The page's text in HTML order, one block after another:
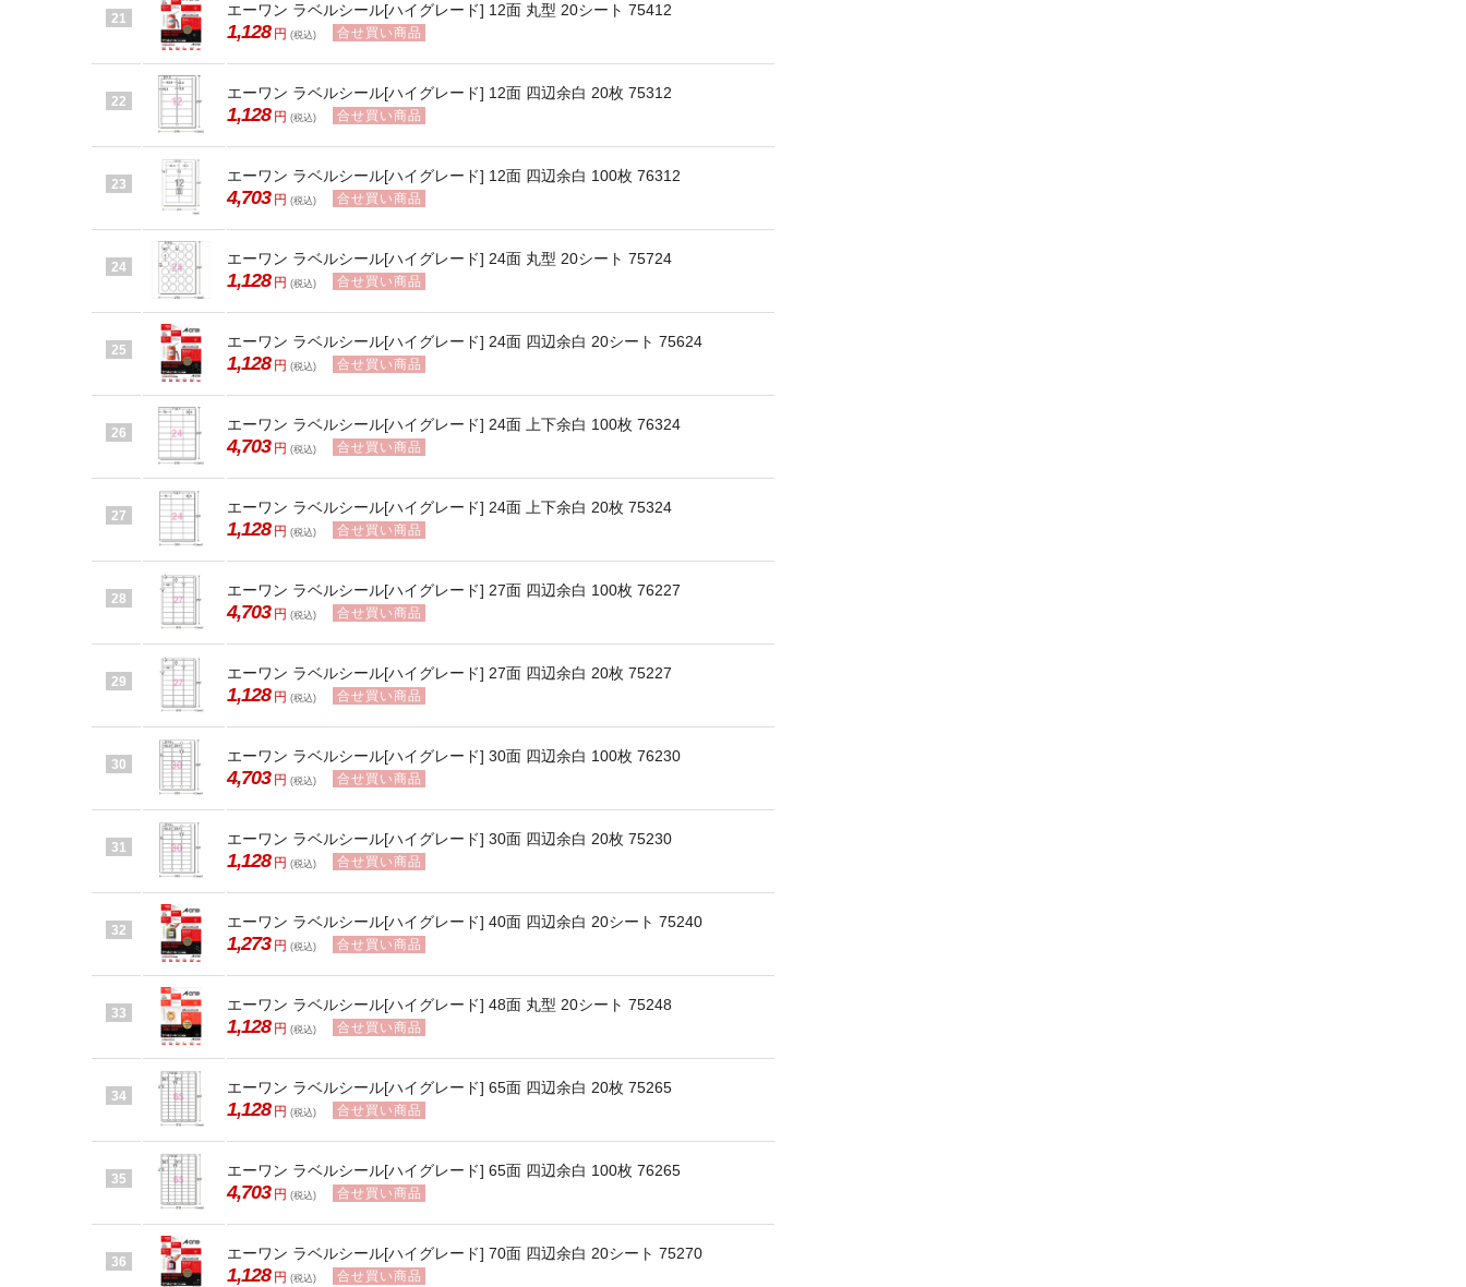
21 エーワン ラベルシール[ハイグレード] 12面 丸型 20シート 75412
1,128 円 (税込) 合せ買い商品
22 エーワン ラベルシール[ハイグレード] 12面 四辺余白 20枚 75312
1,128 円 (税込) 合せ買い商品
23 エーワン ラベルシール[ハイグレード] 12面 四辺余白 100枚 76312
4,703 円 (税込) 合せ買い商品
24 エーワン ラベルシール[ハイグレード] 24面 丸型 20シート 75724
1,128 円 (税込) 合せ買い商品
25 エーワン ラベルシール[ハイグレード] 24面 四辺余白 20シート 75624
1,128 円 (税込) 合せ買い商品
26 エーワン ラベルシール[ハイグレード] 24面 上下余白 100枚 76324
4,703 円 (税込) 合せ買い商品
27 エーワン ラベルシール[ハイグレード] 24面 上下余白 20枚 75324
1,128 円 (税込) 合せ買い商品
28 エーワン ラベルシール[ハイグレード] 27面 四辺余白 100枚 76227
4,703 円 (税込) 合せ買い商品
29 エーワン ラベルシール[ハイグレード] 27面 四辺余白 20枚 75227
1,128 円 (税込) 合せ買い商品
30 エーワン ラベルシール[ハイグレード] 30面 四辺余白 100枚 76230
4,703 円 (税込) 合せ買い商品
31 エーワン ラベルシール[ハイグレード] 30面 四辺余白 20枚 75230
1,128 円 (税込) 合せ買い商品
32 エーワン ラベルシール[ハイグレード] 40面 四辺余白 20シート 75240
1,273 円 (税込) 合せ買い商品
33 エーワン ラベルシール[ハイグレード] 48面 丸型 20シート 75248
1,128 円 (税込) 合せ買い商品
34 エーワン ラベルシール[ハイグレード] 65面 四辺余白 20枚 75265
1,128 円 (税込) 合せ買い商品
35 エーワン ラベルシール[ハイグレード] 65面 四辺余白 100枚 76265
4,703 円 (税込) 合せ買い商品
36 エーワン ラベルシール[ハイグレード] 70面 四辺余白 20シート 75270
1,128 円 (税込) 合せ買い商品